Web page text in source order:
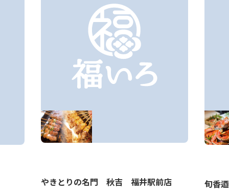
やきとりの名門 秋吉 福井駅前店 旬香